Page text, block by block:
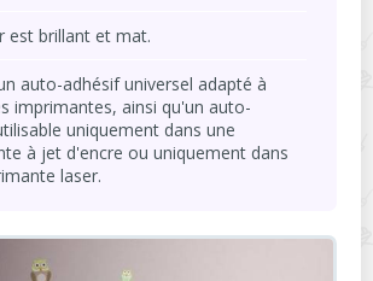
est brillant et mat.
auto-adhésif universel adapté à
imprimantes, ainsi qu'un auto-
uniquement dans une
à jet d'encre ou uniquement dans
laser.